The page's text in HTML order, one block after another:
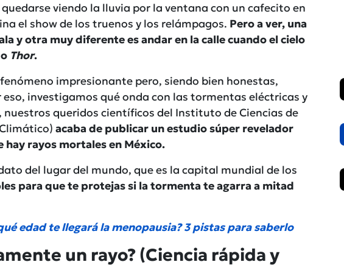
quedarse viendo la lluvia por la ventana con un cafecito en
el show de los truenos y los relámpagos. Pero a ver, una
y otra muy diferente es andar en la calle cuando el cielo
Thor.
impresionante pero, siendo bien honestas,
investigamos qué onda con las tormentas eléctricas y
nuestros queridos científicos del Instituto de Ciencias de
acaba de publicar un estudio súper revelador
hay rayos mortales en México.
del lugar del mundo, que es la capital mundial de los
para que te protejas si la tormenta te agarra a mitad
edad te llegará la menopausia? 3 pistas para saberlo
un rayo? (Ciencia rápida y